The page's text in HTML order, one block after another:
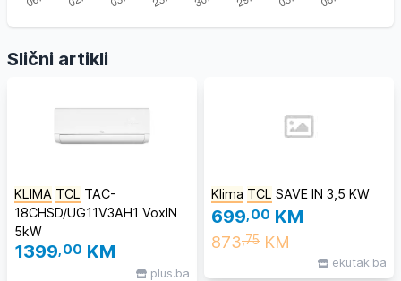
Slični artikli
KLIMA TCL TAC-
18CHSD/UG11V3AH1 VoxIN
5kW
1399,00 KM
plus.ba
Klima TCL SAVE IN 3,5 KW
699,00 KM
873,75KM
ekutak.ba